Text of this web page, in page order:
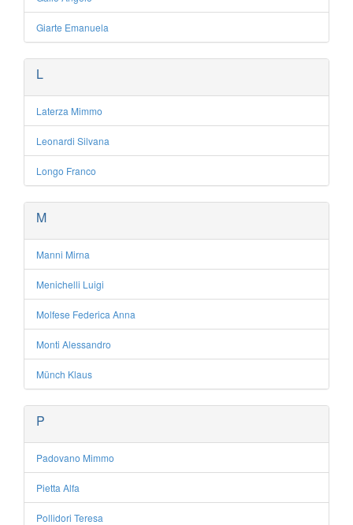
Giarte Emanuela
L
Laterza Mimmo
Leonardi Silvana
Longo Franco
M
Manni Mirna
Menichelli Luigi
Molfese Federica Anna
Monti Alessandro
Münch Klaus
P
Padovano Mimmo
Pietta Alfa
Pollidori Teresa